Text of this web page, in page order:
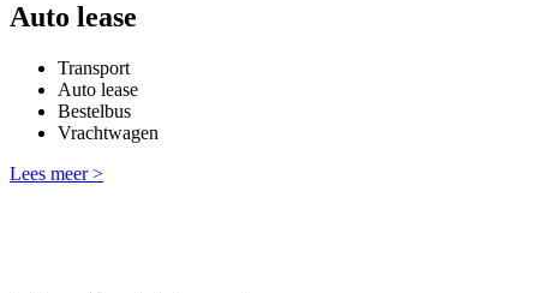
Auto lease
Transport
Auto lease
Bestelbus
Vrachtwagen
Lees meer >